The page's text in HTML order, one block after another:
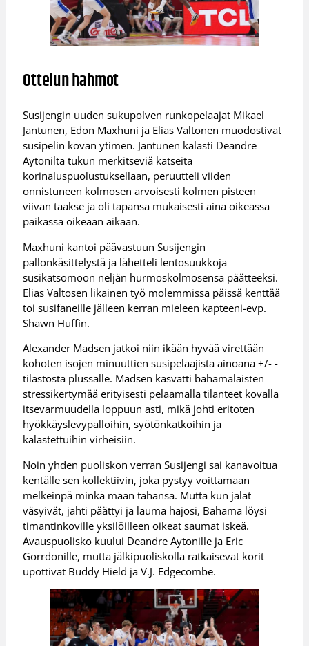
Ottelun hahmot
Susijengin uuden sukupolven runkopelaajat Mikael
Jantunen, Edon Maxhuni ja Elias Valtonen muodostivat
susipelin kovan ytimen. Jantunen kalasti Deandre
Aytonilta tukun merkitseviä katseita
korinaluspuolustuksellaan, peruutteli viiden
onnistuneen kolmosen arvoisesti kolmen pisteen
viivan taakse ja oli tapansa mukaisesti aina oikeassa
paikassa oikeaan aikaan.
Maxhuni kantoi päävastuun Susijengin
pallonkäsittelystä ja lähetteli lentosuukkoja
susikatsomoon neljän hurmoskolmosensa päätteeksi.
Elias Valtosen likainen työ molemmissa päissä kenttää
toi susifaneille jälleen kerran mieleen kapteeni-evp.
Shawn Huffin.
Alexander Madsen jatkoi niin ikään hyvää virettään
kohoten isojen minuuttien susipelaajista ainoana +/- -
tilastosta plussalle. Madsen kasvatti bahamalaisten
stressikertymää erityisesti pelaamalla tilanteet kovalla
itsevarmuudella loppuun asti, mikä johti eritoten
hyökkäyslevypalloihin, syötönkatkoihin ja
kalastettuihin virheisiin.
Noin yhden puoliskon verran Susijengi sai kanavoitua
kentälle sen kollektiivin, joka pystyy voittamaan
melkeinpä minkä maan tahansa. Mutta kun jalat
väsyivät, jahti päättyi ja lauma hajosi, Bahama löysi
timantinkoville yksilöilleen oikeat saumat iskeä.
Avauspuolisko kuului Deandre Aytonille ja Eric
Gorrdonille, mutta jälkipuoliskolla ratkaisevat korit
upottivat Buddy Hield ja V.J. Edgecombe.